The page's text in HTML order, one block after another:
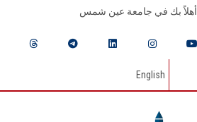
أهلاً بك في جامعة عين شمس
English